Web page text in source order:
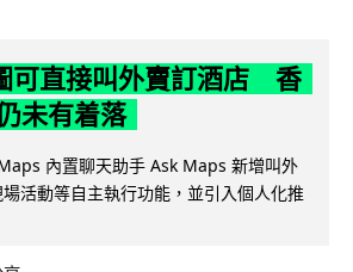
可直接叫外賣訂酒店 香
未有着落
內置聊天助手 Ask Maps 新增叫外
活動等自主執行功能，並引入個人化推